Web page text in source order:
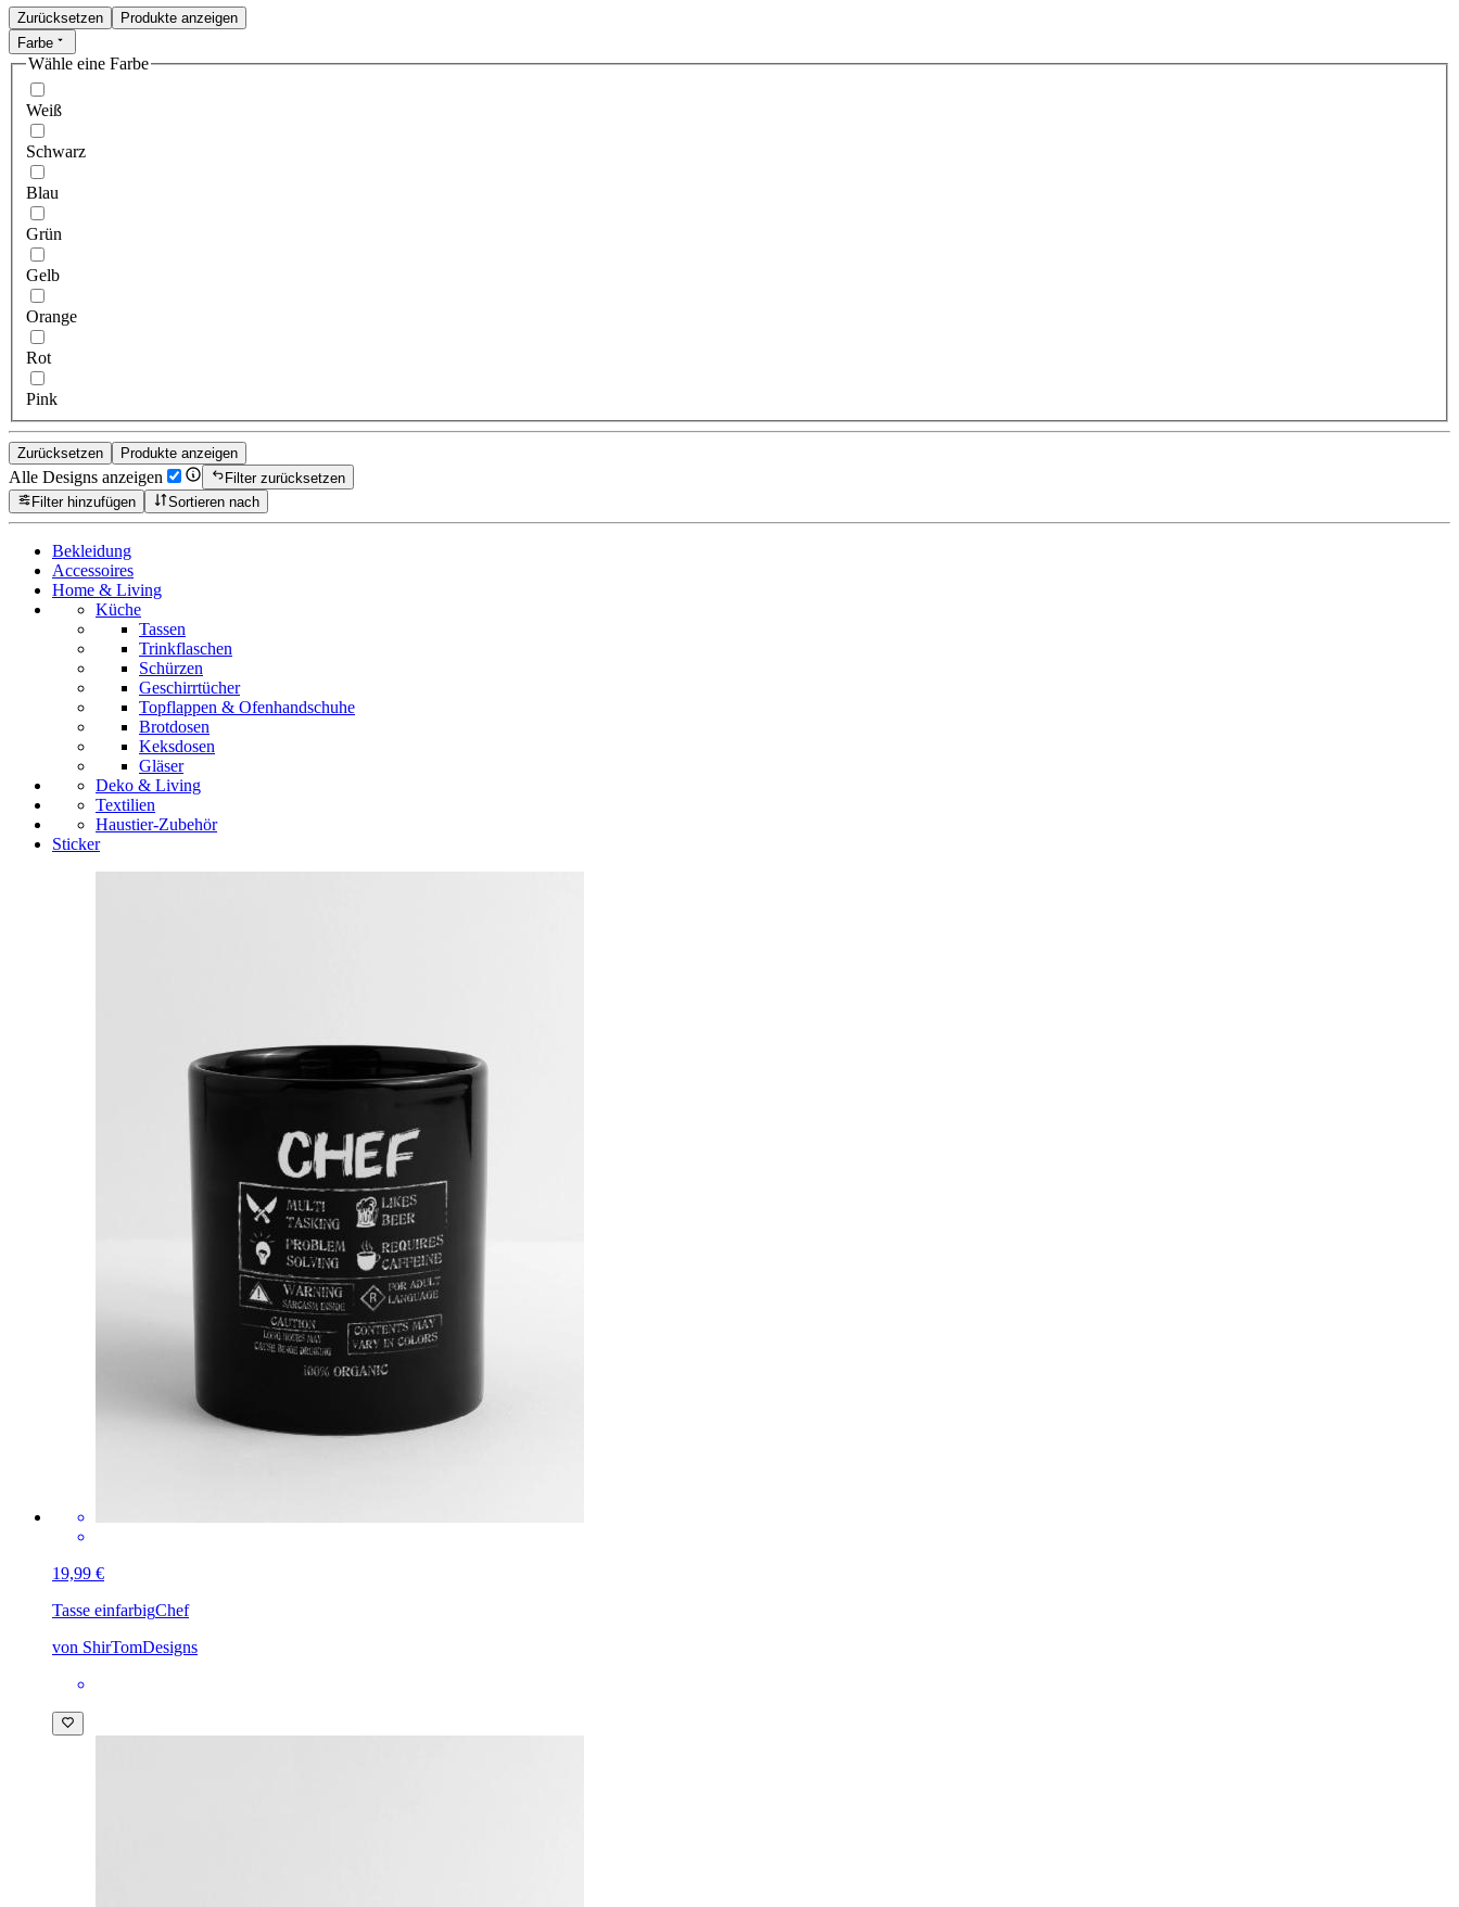
Zurücksetzen
Produkte anzeigen
Farbe
Wähle eine Farbe
Weiß
Schwarz
Blau
Grün
Gelb
Orange
Rot
Pink
Zurücksetzen Produkte anzeigen
Alle Designs anzeigen
Filter zurücksetzen
Filter hinzufügen
Sortieren nach
Bekleidung
Accessoires
Home & Living
Küche
Tassen
Trinkflaschen
Schürzen
Geschirrtücher
Topflappen & Ofenhandschuhe
Brotdosen
Keksdosen
Gläser
Deko & Living
Textilien
Haustier-Zubehör
Sticker
19,99 €
Tasse einfarbigChef
von ShirTomDesigns